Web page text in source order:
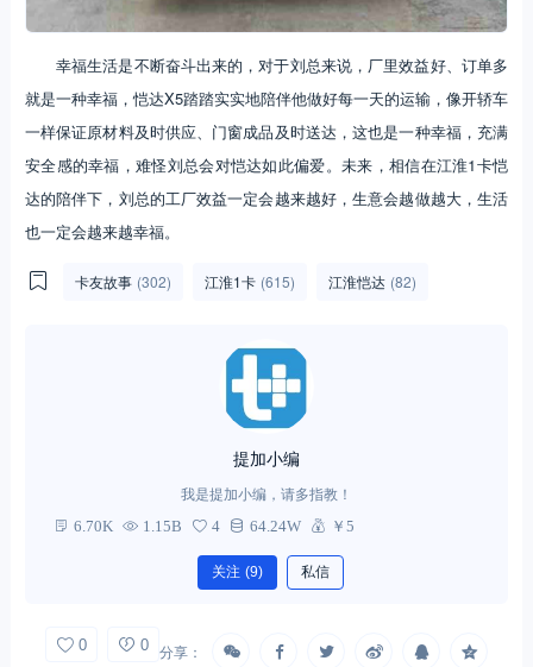
幸福生活是不断奋斗出来的，对于刘总来说，厂里效益好、订单多
就是一种幸福，恺达X5踏踏实实地陪伴他做好每一天的运输，像开轿车
一样保证原材料及时供应、门窗成品及时送达，这也是一种幸福，充满
安全感的幸福，难怪刘总会对恺达如此偏爱。未来，相信在江淮1卡恺
达的陪伴下，刘总的工厂效益一定会越来越好，生意会越做越大，生活
也一定会越来越幸福。
卡友故事 (302) 江淮1卡 (615) 江淮恺达 (82)
提加小编
我是提加小编，请多指教！
6.70K 1.15B 4 64.24W ￥5
关注 (9) 私信
0 0 分享：